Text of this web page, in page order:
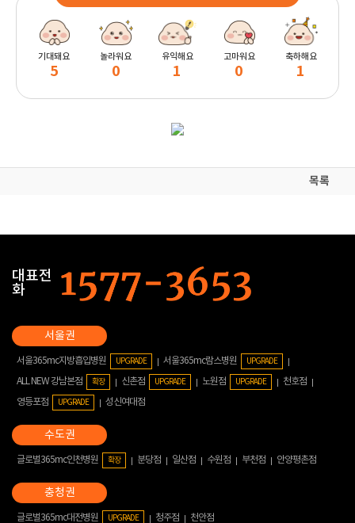
기대돼요
5
놀라워요
0
유익해요
1
고마워요
0
축하해요
1
목록
대표전
화
서울365mc지방흡입병원 UPGRADE 서울365mc람스병원 UPGRADE
ALL NEW 강남본점 확장 신촌점 UPGRADE 노원점 UPGRADE
천호점
영등포점
UPGRADE 성신여대점
글로벌365mc인천병원 확장 분당점 일산점 수원점 부천점 안양평촌점
글로벌365mc대전병원 UPGRADE 청주점 천안점